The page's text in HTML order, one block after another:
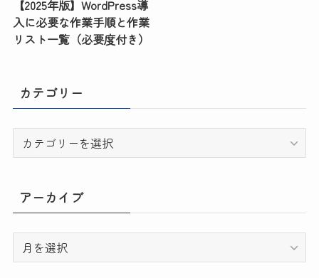
【2025年版】WordPress導
入に必要な作業手順と作業
リスト一覧（必要度付き）
カテゴリー
テ
リ
ー
アーカイブ
ー